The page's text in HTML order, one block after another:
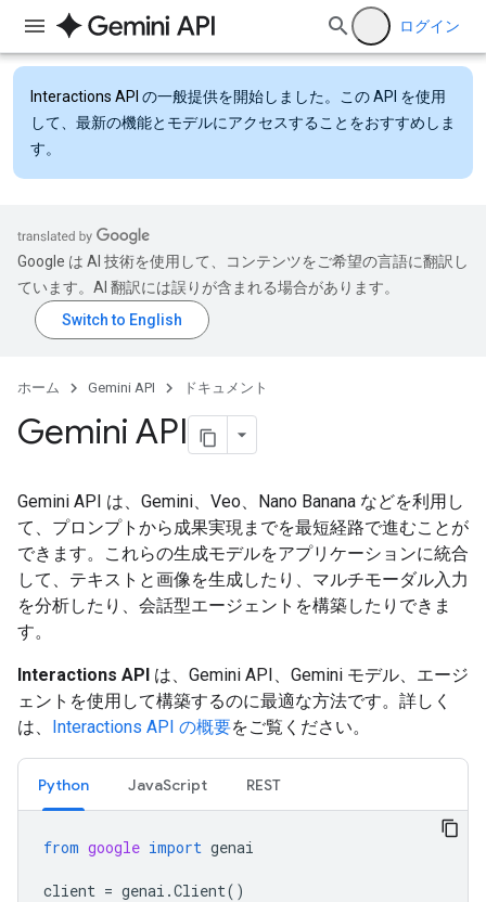
ログイン
Interactions API の一般提供を開始しました。この API を使用
して、最新の機能とモデルにアクセスすることをおすすめしま
す。
Google は AI 技術を使用して、コンテンツをご希望の言語に翻訳し
ています。AI 翻訳には誤りが含まれる場合があります。
ホーム Gemini API ドキュメント
Gemini API
Gemini API は、Gemini、Veo、Nano Banana などを利用し
て、プロンプトから成果実現までを最短経路で進むことが
できます。これらの生成モデルをアプリケーションに統合
して、テキストと画像を生成したり、マルチモーダル入力
を分析したり、会話型エージェントを構築したりできま
す。
Interactions API は、Gemini API、Gemini モデル、エージ
ェントを使用して構築するのに最適な方法です。詳しく
は、 Interactions API の概要をご覧ください。
Python JavaScript REST
from google import genai
client = genai .Client()